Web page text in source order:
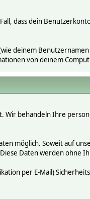
dass dein
deinem
von deinem
behandeln Ihre
möglich. Soweit auf
Daten werden ohne
per E-Mail)